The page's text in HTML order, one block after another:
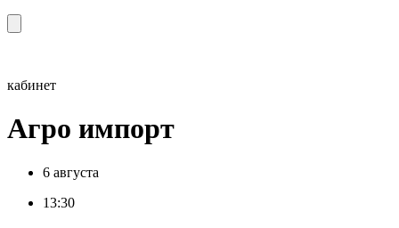
кабинет
Агро импорт
6 августа
13:30